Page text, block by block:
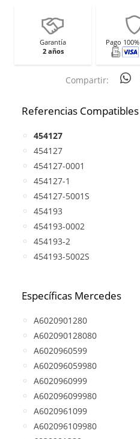
Garantía
2 años
Pago 100%
Compartir:
Referencias Compatibles
454127
454127
454127-0001
454127-1
454127-5001S
454193
454193-0002
454193-2
454193-5002S
Específicas Mercedes
A6020901280
A602090128080
A6020960599
A602096059980
A6020960999
A602096099980
A6020961099
A602096109980